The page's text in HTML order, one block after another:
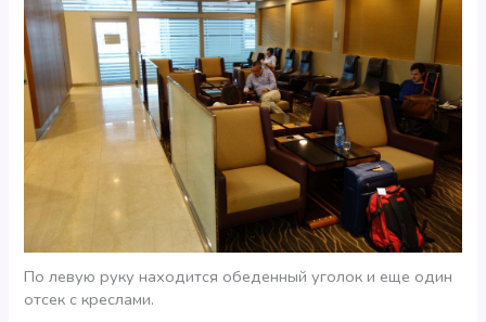
По левую руку находится обеденный уголок и еще один
отсек с креслами.